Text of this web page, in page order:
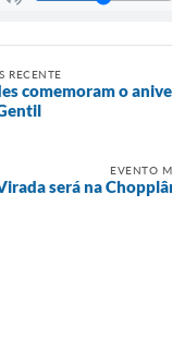
RECENTE
comemoram o
EVENTO
será na